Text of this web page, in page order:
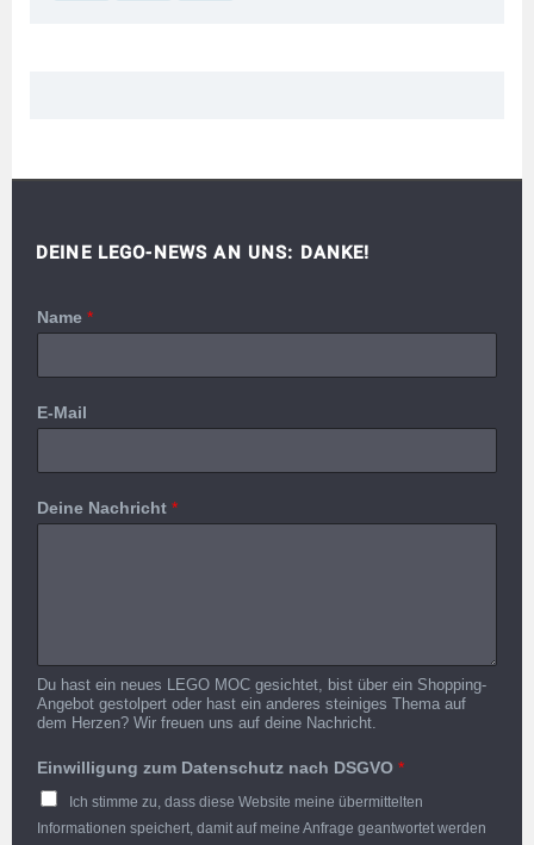
DEINE LEGO-NEWS AN UNS: DANKE!
Name *
E-Mail
Deine Nachricht *
Du hast ein neues LEGO MOC gesichtet, bist über ein Shopping-
Angebot gestolpert oder hast ein anderes steiniges Thema auf
dem Herzen? Wir freuen uns auf deine Nachricht.
Einwilligung zum Datenschutz nach DSGVO *
Ich stimme zu, dass diese Website meine übermittelten
Informationen speichert, damit auf meine Anfrage geantwortet werden